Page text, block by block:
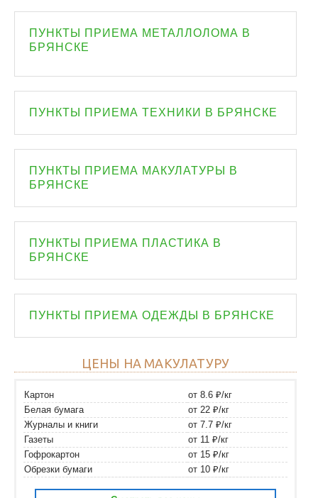
ПУНКТЫ ПРИЕМА МЕТАЛЛОЛОМА В
БРЯНСКЕ
ПУНКТЫ ПРИЕМА ТЕХНИКИ В БРЯНСКЕ
ПУНКТЫ ПРИЕМА МАКУЛАТУРЫ В
БРЯНСКЕ
ПУНКТЫ ПРИЕМА ПЛАСТИКА В
БРЯНСКЕ
ПУНКТЫ ПРИЕМА ОДЕЖДЫ В БРЯНСКЕ
ЦЕНЫ НА МАКУЛАТУРУ
Картон
от 8.6 ₽/кг
Белая бумага
от 22 ₽/кг
Журналы и книги
от 7.7 ₽/кг
Газеты
от 11 ₽/кг
Гофрокартон
от 15 ₽/кг
Обрезки бумаги
от 10 ₽/кг